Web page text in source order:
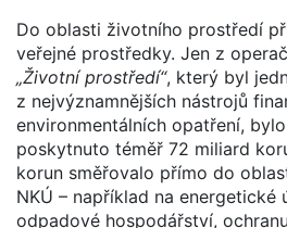
Do oblasti životního prostředí
veřejné prostředky. Jen z
„Životní prostředí“, který byl
z nejvýznamnějších nástrojů
environmentálních opatření,
poskytnuto téměř 72 miliard
korun směřovalo přímo do
NKÚ – například na energetické
odpadové hospodářství,